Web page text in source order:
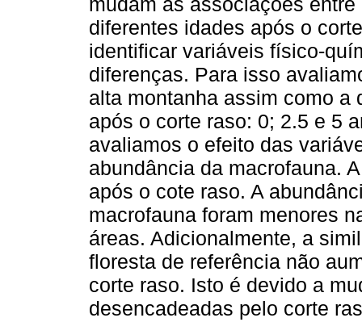
diferentes idades após o
identificar variáveis físico-
diferenças. Para isso
alta montanha assim como a
após o corte raso: 0; 2.5 e 5
avaliamos o efeito das
abundância da macrofauna.
após o cote raso. A
macrofauna foram menores
áreas. Adicionalmente, a
floresta de referência não
corte raso. Isto é devido a
desencadeadas pelo corte